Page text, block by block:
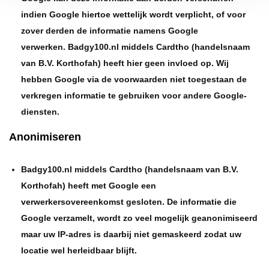
indien Google hiertoe wettelijk wordt verplicht, of voor
zover derden de informatie namens Google
verwerken. Badgy100.nl middels Cardtho (handelsnaam
van B.V. Korthofah) heeft hier geen invloed op. Wij
hebben Google via de voorwaarden niet toegestaan de
verkregen informatie te gebruiken voor andere Google-
diensten.
Anonimiseren
Badgy100.nl middels Cardtho (handelsnaam van B.V.
Korthofah) heeft met Google een
verwerkersovereenkomst gesloten. De informatie die
Google verzamelt, wordt zo veel mogelijk geanonimiseerd
maar uw IP-adres is daarbij niet gemaskeerd zodat uw
locatie wel herleidbaar blijft.